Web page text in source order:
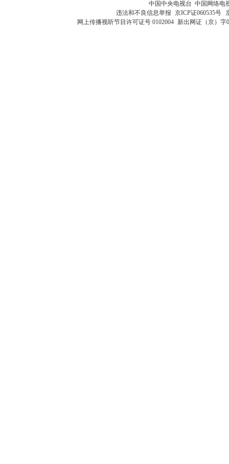
中国中央电视台 中国网络电
违法和不良信息举报 京ICP证060535号
网上传播视听节目许可证号 0102004 新出网证（京）